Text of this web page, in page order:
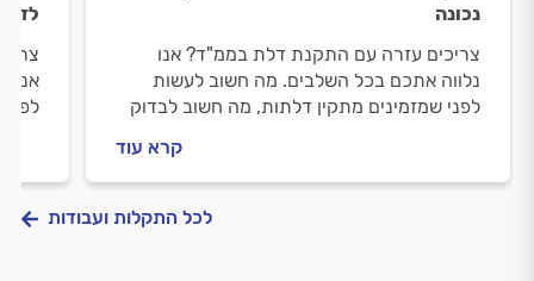
נכונה
צריכים עזרה עם התקנת דלת בממ"ד? אנו
נלווה אתכם בכל השלבים. מה חשוב לעשות
לפני שמזמינים מתקין דלתות, מה חשוב לבדוק
קרא עוד
אנו
לכל התקלות ועבודות